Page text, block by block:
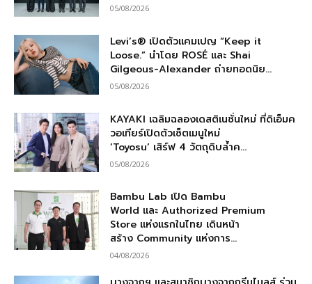
05/08/2026
Levi’s® เปิดตัวแคมเปญ “Keep it
Loose.” นำโดย ROSÉ และ Shai
Gilgeous-Alexander ถ่ายทอดนิย...
05/08/2026
KAYAKI เฉลิมฉลองเดสติเนชั่นใหม่ ที่ดิเอ็มค
วอเทียร์เปิดตัวเซ็ตเมนูใหม่
‘Toyosu’ เสิร์ฟ 4 วัตถุดิบล้ำค...
05/08/2026
Bambu Lab เปิด Bambu
World และ Authorized Premium
Store แห่งแรกในไทย เดินหน้า
สร้าง Community แห่งการ...
04/08/2026